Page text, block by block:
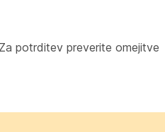
potrditev preverite omejitve